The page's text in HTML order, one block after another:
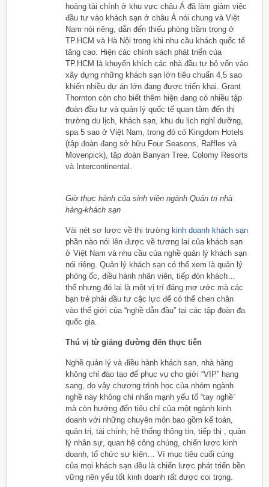
hoảng tài chính ở khu vực châu Á đã làm giảm việc
đầu tư vào khách sạn ở châu Á nói chung và Việt
Nam nói riêng, dẫn đến thiếu phòng trầm trọng ở
TP.HCM và Hà Nội trong khi nhu cầu khách quốc tế
tăng cao. Hiện các chính sách phát triển của
TP.HCM là khuyến khích các nhà đầu tư bỏ vốn vào
xây dựng những khách sạn lớn tiêu chuẩn 4,5 sao
khiến nhiều dự án lớn đang được triển khai. Grant
Thornton còn cho biết thêm hiện đang có nhiều tập
đoàn đầu tư và quản lý quốc tế quan tâm đến thị
trường du lịch, khách sạn, khu du lịch nghỉ dưỡng,
spa 5 sao ở Việt Nam, trong đó có Kingdom Hotels
(tập đoàn đang sở hữu Four Seasons, Raffles và
Movenpick), tập đoàn Banyan Tree, Colomy Resorts
và Intercontinental.
Giờ thực hành của sinh viên ngành Quản trị nhà
hàng-khách sạn
Vài nét sơ lược về thị trường kinh doanh khách sạn
phần nào nói lên được về tương lai của khách sạn
ở Việt Nam và nhu cầu của nghề quản lý khách sạn
nói riêng. Quản lý khách sạn có thể xem là quản lý
phòng ốc, điều hành nhân viên, tiếp đón khách…
thế nhưng đó lại là một vị trí đáng mơ ước mà các
bạn trẻ phải đầu tư cậc lực để có thể chen chân
vào thế giới của “nghề dẫn đầu” tại các tập đoàn đa
quốc gia.
Thú vị từ giảng đường đến thực tiễn
Nghề quản lý và điều hành khách sạn, nhà hàng
không chỉ đào tạo để phục vụ cho giới “VIP” hạng
sang, do vậy chương trình học của nhóm ngành
nghề này không chỉ nhấn mạnh yếu tố “tay nghề”
mà còn hướng đến tiêu chí của một ngành kinh
doanh với những chuyên môn bao gồm kế toán,
quản trị, tài chính, hệ thống thông tin, tiếp thị , quản
lý nhân sự, quan hệ công chúng, chiến lược kinh
doanh, tổ chức sự kiện… Vì mục tiêu cuối cùng
của mọi khách sạn đều là chiến lược phát triển bền
vững nên yếu tốt kinh doanh rất được coi trọng.